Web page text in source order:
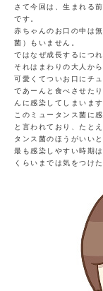
さて今回は、生まれる
です。
赤ちゃんのお口の中は
菌）もいません。
ではなぜ成長するにつ
それはまわりの大人か
可愛くてついお口にチ
であーんと食べさせた
んに感染してしまいます
このミュータンス菌に
と言われており、たと
タンス菌のほうがいい
最も感染しやすい時期
くらいまでは気をつけ